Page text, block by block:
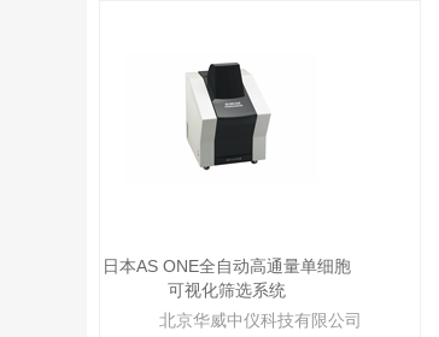
日本AS ONE全自动高通量单细胞
可视化筛选系统
北京华威中仪科技有限公司